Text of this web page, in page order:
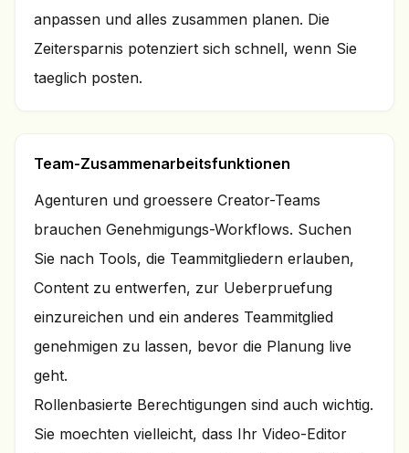
anpassen und alles zusammen planen. Die
Zeitersparnis potenziert sich schnell, wenn Sie
taeglich posten.
Team-Zusammenarbeitsfunktionen
Agenturen und groessere Creator-Teams
brauchen Genehmigungs-Workflows. Suchen
Sie nach Tools, die Teammitgliedern erlauben,
Content zu entwerfen, zur Ueberpruefung
einzureichen und ein anderes Teammitglied
genehmigen zu lassen, bevor die Planung live
geht.
Rollenbasierte Berechtigungen sind auch wichtig.
Sie moechten vielleicht, dass Ihr Video-Editor